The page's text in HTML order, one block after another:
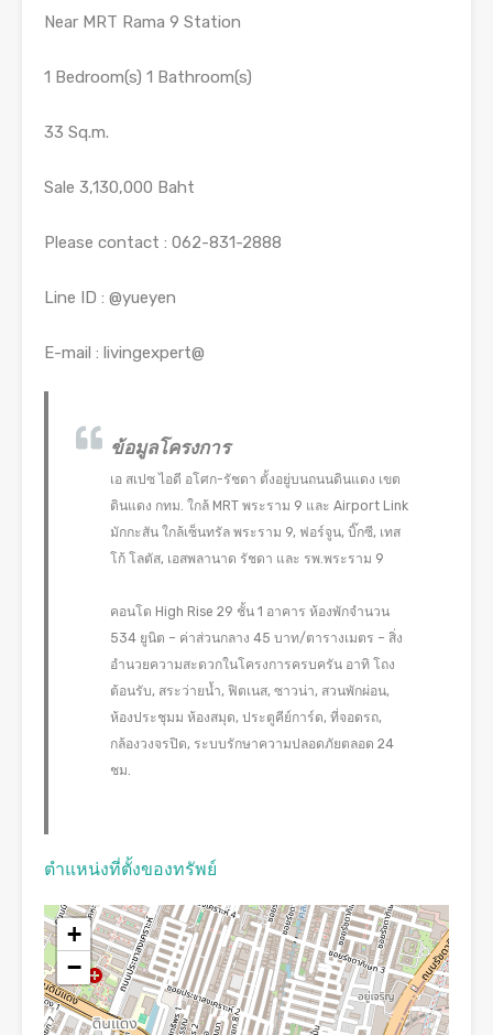
Near MRT Rama 9 Station
1 Bedroom(s) 1 Bathroom(s)
33 Sq.m.
Sale 3,130,000 Baht
Please contact : 062-831-2888
Line ID : @yueyen
E-mail : livingexpert@
ข้อมูลโครงการ
เอ สเปซ ไอดี อโศก-รัชดา ตั้งอยู่บนถนนดินแดง เขต
ดินแดง กทม. ใกล้ MRT พระราม 9 และ Airport Link
มักกะสัน ใกล้เซ็นทรัล พระราม 9, ฟอร์จูน, บิ๊กซี, เทส
โก้ โลตัส, เอสพลานาด รัชดา และ รพ.พระราม 9
คอนโด High Rise 29 ชั้น 1 อาคาร ห้องพักจำนวน
534 ยูนิต – ค่าส่วนกลาง 45 บาท/ตารางเมตร – สิ่ง
อำนวยความสะดวกในโครงการครบครัน อาทิ โถง
ต้อนรับ, สระว่ายน้ำ, ฟิตเนส, ซาวน่า, สวนพักผ่อน,
ห้องประชุมม ห้องสมุด, ประตูคีย์การ์ด, ที่จอดรถ,
กล้องวงจรปิด, ระบบรักษาความปลอดภัยตลอด 24
ชม.
ตำแหน่งที่ตั้งของทรัพย์
+
−